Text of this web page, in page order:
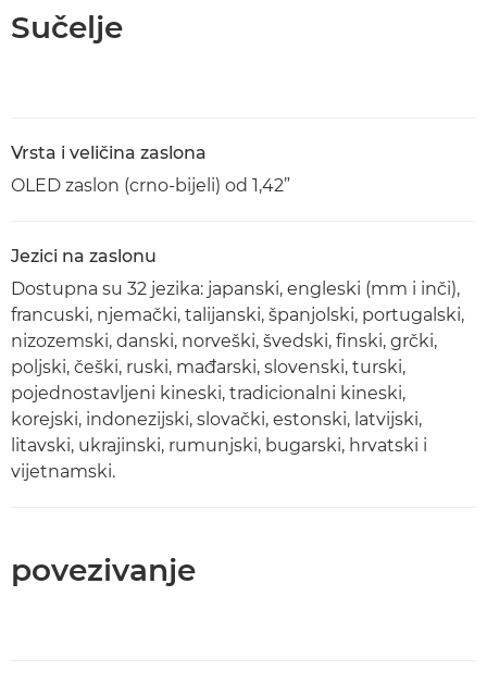
Sučelje
Vrsta i veličina zaslona
OLED zaslon (crno-bijeli) od 1,42”
Jezici na zaslonu
Dostupna su 32 jezika: japanski, engleski (mm i inči),
francuski, njemački, talijanski, španjolski, portugalski,
nizozemski, danski, norveški, švedski, finski, grčki,
poljski, češki, ruski, mađarski, slovenski, turski,
pojednostavljeni kineski, tradicionalni kineski,
korejski, indonezijski, slovački, estonski, latvijski,
litavski, ukrajinski, rumunjski, bugarski, hrvatski i
vijetnamski.
povezivanje